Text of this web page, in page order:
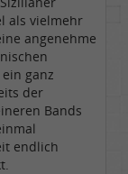
als vielmehr
angenehme
ganz
der
Bands
endlich